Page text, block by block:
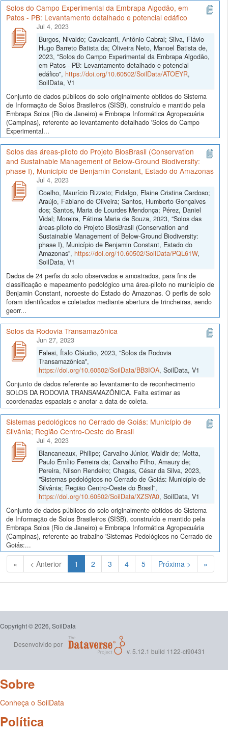
Solos do Campo Experimental da Embrapa Algodão, em
Patos - PB: Levantamento detalhado e potencial edáfico
Jul 4, 2023
Burgos, Nivaldo; Cavalcanti, Antônio Cabral; Silva, Flávio
Hugo Barreto Batista da; Oliveira Neto, Manoel Batista de,
2023, "Solos do Campo Experimental da Embrapa Algodão,
em Patos - PB: Levantamento detalhado e potencial
edáfico", https://doi.org/10.60502/SoilData/ATOEYR,
SoilData, V1
Conjunto de dados públicos do solo originalmente obtidos do Sistema
de Informação de Solos Brasileiros (SISB), construído e mantido pela
Embrapa Solos (Rio de Janeiro) e Embrapa Informática Agropecuária
(Campinas), referente ao levantamento detalhado 'Solos do Campo
Experimental...
Solos das áreas-piloto do Projeto BiosBrasil (Conservation
and Sustainable Management of Below-Ground Biodiversity:
phase I), Município de Benjamin Constant, Estado do Amazonas
Jul 4, 2023
Coelho, Maurício Rizzato; Fidalgo, Elaine Cristina Cardoso;
Araújo, Fabiano de Oliveira; Santos, Humberto Gonçalves
dos; Santos, Maria de Lourdes Mendonça; Pérez, Daniel
Vidal; Moreira, Fátima Maria de Souza, 2023, "Solos das
áreas-piloto do Projeto BiosBrasil (Conservation and
Sustainable Management of Below-Ground Biodiversity:
phase I), Município de Benjamin Constant, Estado do
Amazonas", https://doi.org/10.60502/SoilData/PQL61W,
SoilData, V1
Dados de 24 perfis do solo observados e amostrados, para fins de
classificação e mapeamento pedológico uma área-piloto no município de
Benjamin Constant, noroeste do Estado do Amazonas. O perfis de solo
foram identificados e coletados mediante abertura de trincheiras, sendo
georr...
Solos da Rodovia Transamazônica
Jun 27, 2023
Falesi, Ítalo Cláudio, 2023, "Solos da Rodovia
Transamazônica",
https://doi.org/10.60502/SoilData/BB3IOA, SoilData, V1
Conjunto de dados referente ao levantamento de reconhecimento
SOLOS DA RODOVIA TRANSAMAZÔNICA. Falta estimar as
coordenadas espaciais e anotar a data de coleta.
Sistemas pedológicos no Cerrado de Goiás: Município de
Silvânia; Região Centro-Oeste do Brasil
Jul 4, 2023
Blancaneaux, Philipe; Carvalho Júnior, Waldir de; Motta,
Paulo Emílio Ferreira da; Carvalho Filho, Amaury de;
Pereira, Nilson Rendeiro; Chagas, César da Silva, 2023,
"Sistemas pedológicos no Cerrado de Goiás: Município de
Silvânia; Região Centro-Oeste do Brasil",
https://doi.org/10.60502/SoilData/XZSYA0, SoilData, V1
Conjunto de dados públicos do solo originalmente obtidos do Sistema
de Informação de Solos Brasileiros (SISB), construído e mantido pela
Embrapa Solos (Rio de Janeiro) e Embrapa Informática Agropecuária
(Campinas), referente ao trabalho 'Sistemas Pedológicos no Cerrado de
Goiás:...
« < Anterior 1 (Atual)
2 3 4 5 Próxima > »
Copyright © 2026, SoilData
Desenvolvido por
v. 5.12.1 build 1122-cf90431
Sobre
Conheça o SoilData
Política